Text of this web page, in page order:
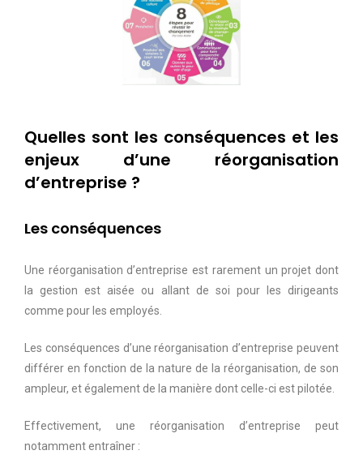
Quelles sont les conséquences et les
enjeux d’une réorganisation
d’entreprise ?
Les conséquences
Une réorganisation d’entreprise est rarement un projet dont
la gestion est aisée ou allant de soi pour les dirigeants
comme pour les employés.
Les conséquences d’une réorganisation d’entreprise peuvent
différer en fonction de la nature de la réorganisation, de son
ampleur, et également de la manière dont celle-ci est pilotée.
Effectivement, une réorganisation d’entreprise peut
notamment entraîner :